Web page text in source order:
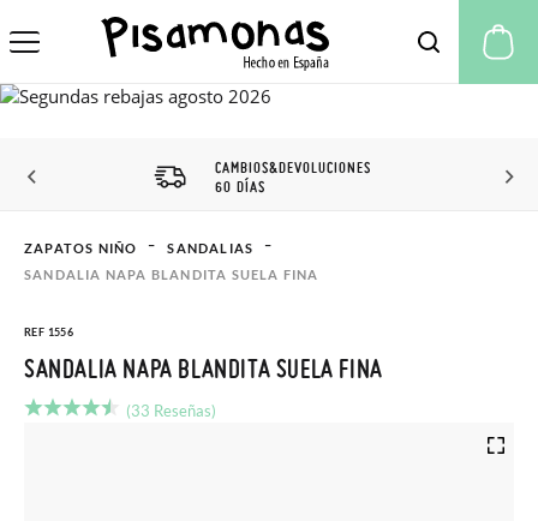
CAMBIOS&DEVOLUCIONES
60 DÍAS
ZAPATOS NIÑO
SANDALIAS
SANDALIA NAPA BLANDITA SUELA FINA
REF 1556
SANDALIA NAPA BLANDITA SUELA FINA
(33 Reseñas)